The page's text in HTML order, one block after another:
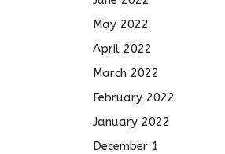
May 2022
April 2022
March 2022
February 2022
January 2022
December 1